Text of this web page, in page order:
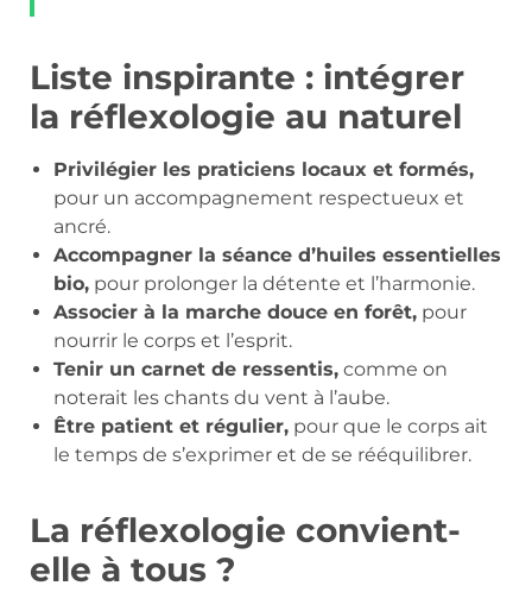
Liste inspirante : intégrer
la réflexologie au naturel
Privilégier les praticiens locaux et formés,
pour un accompagnement respectueux et
ancré.
Accompagner la séance d’huiles essentielles
bio, pour prolonger la détente et l’harmonie.
Associer à la marche douce en forêt, pour
nourrir le corps et l’esprit.
Tenir un carnet de ressentis, comme on
noterait les chants du vent à l’aube.
Être patient et régulier, pour que le corps ait
le temps de s’exprimer et de se rééquilibrer.
La réflexologie convient-
elle à tous ?